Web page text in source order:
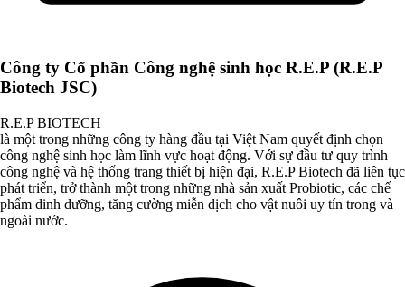
Công ty Cổ phần Công nghệ sinh học R.E.P (R.E.P
Biotech JSC)
R.E.P BIOTECH
là một trong những công ty hàng đầu tại Việt Nam quyết định chọn
công nghệ sinh học làm lĩnh vực hoạt động. Với sự đầu tư quy trình
công nghệ và hệ thống trang thiết bị hiện đại, R.E.P Biotech đã liên tục
phát triển, trở thành một trong những nhà sản xuất Probiotic, các chế
phẩm dinh dưỡng, tăng cường miễn dịch cho vật nuôi uy tín trong và
ngoài nước.